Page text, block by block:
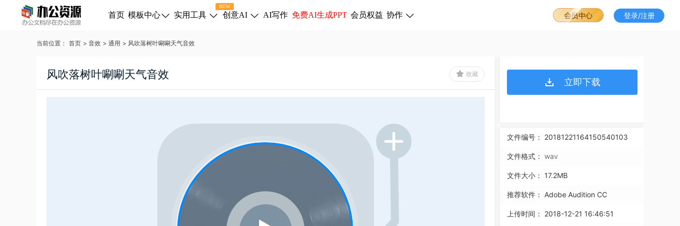
首页 模板中心
NEW
实用工具 创意AI AI写作 免费AI生成PPT 会员权益 协作 登录/注册
当前位置： 首页 > 音效 > 通用 > 风吹落树叶唰唰天气音效
风吹落树叶唰唰天气音效 收藏
立即下载
文件编号： 20181221164150540103
文件格式： wav
文件大小： 17.2MB
推荐软件： Adobe Audition CC
上传时间： 2018-12-21 16:46:51